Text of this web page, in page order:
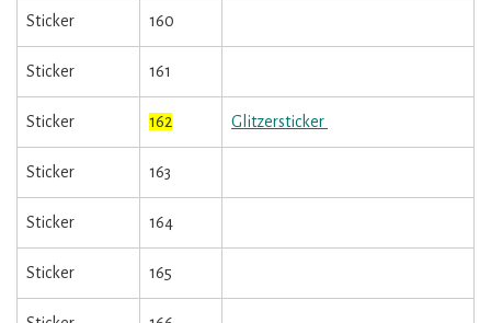
Sticker 160
Sticker 161
Sticker 162 Glitzersticker
Sticker 163
Sticker 164
Sticker 165